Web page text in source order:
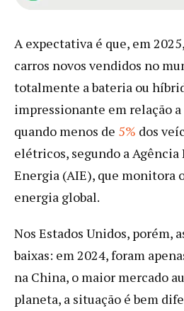
A expectativa é que, em 2025,
carros novos vendidos no
totalmente a bateria ou
impressionante em relação
quando menos de 5% dos
elétricos, segundo a
Energia (AIE), que monitora
energia global.
Nos Estados Unidos, porém,
baixas: em 2024, foram
na China, o maior mercado
planeta, a situação é bem